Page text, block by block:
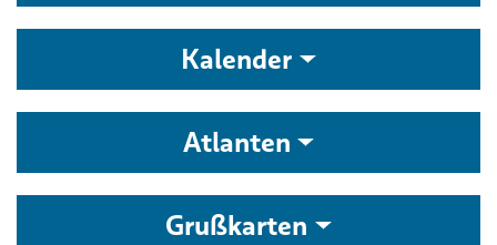
Kalender
Atlanten
Grußkarten